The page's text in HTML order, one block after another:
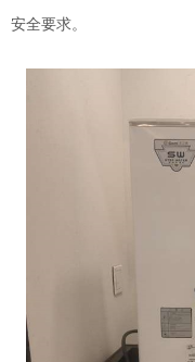
安全要求。